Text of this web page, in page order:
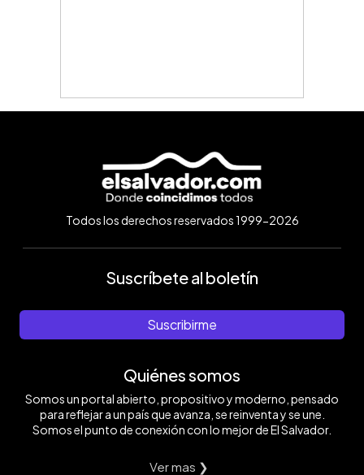
Todos los derechos reservados 1999-2026
Suscríbete al boletín
Suscribirme
Quiénes somos
Somos un portal abierto, propositivo y moderno, pensado
para reflejar a un país que avanza, se reinventa y se une.
Somos el punto de conexión con lo mejor de El Salvador.
Ver mas ❯